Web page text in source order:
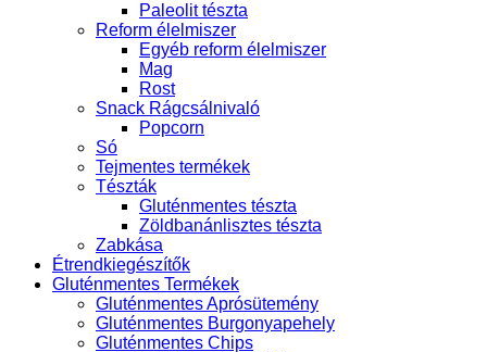
Paleolit tészta
Reform élelmiszer
Egyéb reform élelmiszer
Mag
Rost
Snack Rágcsálnivaló
Popcorn
Só
Tejmentes termékek
Tészták
Gluténmentes tészta
Zöldbanánlisztes tészta
Zabkása
Étrendkiegészítők
Gluténmentes Termékek
Gluténmentes Aprósütemény
Gluténmentes Burgonyapehely
Gluténmentes Chips